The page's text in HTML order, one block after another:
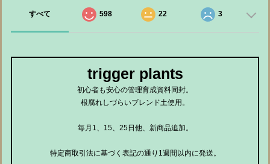
すべて 598 22 3
trigger plants
初心者も安心の管理育成資料同封。
根腐れしづらいブレンド土使用。
毎月1、15、25日他、新商品追加。
特定商取引法に基づく表記の通り1週間以内に発送。